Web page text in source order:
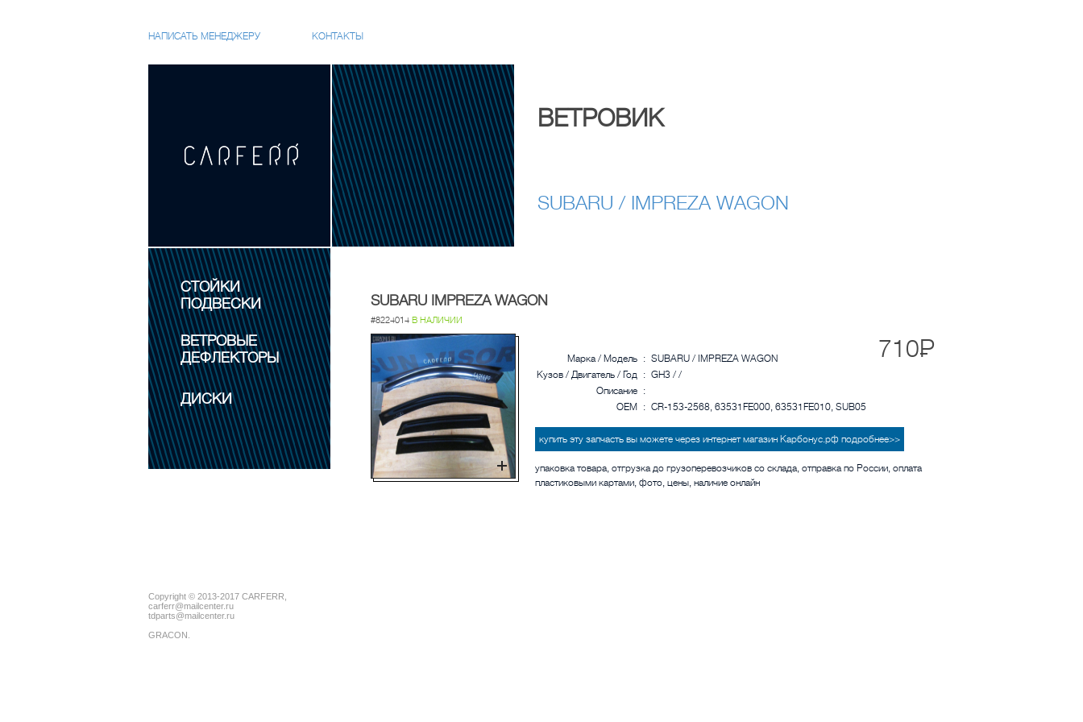
НАПИСАТЬ МЕНЕДЖЕРУ КОНТАКТЫ
СТОЙКИ
ПОДВЕСКИ
ВЕТРОВЫЕ
ДЕФЛЕКТОРЫ
ДИСКИ
ВЕТРОВИК
SUBARU / IMPREZA WAGON
SUBARU IMPREZA WAGON
#8224014 В НАЛИЧИИ
710Р
Марка / Модель : SUBARU / IMPREZA WAGON
Кузов / Двигатель / Год : GH3 / /
Описание :
OEM
: CR-153-2568, 63531FE000, 63531FE010, SUB05
купить эту запчасть вы можете через интернет магазин Карбонус.рф подробнее>>
упаковка товара, отгрузка до грузоперевозчиков со склада, отправка по России, оплата
пластиковыми картами, фото, цены, наличие онлайн
Copyright © 2013-2017 CARFERR,
carferr@mailcenter.ru
tdparts@mailcenter.ru
GRACON